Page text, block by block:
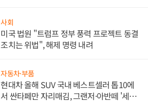
사회
미국 법원 "트럼프 정부 풍력 프로젝트 동결
조치는 위법", 해제 명령 내려
자동차·부품
현대차 올해 SUV 국내 베스트셀러 톱10에
서 싼타페만 자리매김, 그랜저·아반떼 '세단